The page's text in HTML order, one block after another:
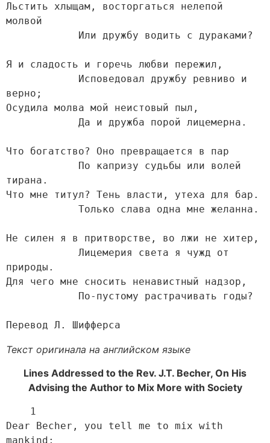
Льстить хлыщам, восторгаться нелепой
молвой
Я и сладость и горечь любви пережил,
верно;
Осудила молва мой неистовый пыл,
Что богатство? Оно превращается в пар
тирана.
Что мне титул? Тень власти, утеха для бар.
Не силен я в притворстве, во лжи не хитер,
природы.
Для чего мне сносить ненавистный надзор,
Перевод Л. Шифферса
Текст оригинала на английском языке
Lines Addressed to the Rev. J.T. Becher, On His
Advising the Author to Mix More with Society
Dear Becher, you tell me to mix with
mankind;